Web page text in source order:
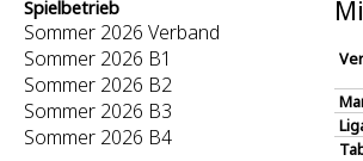
Spielbetrieb
Sommer 2026 Verband
Sommer 2026 B1
Sommer 2026 B2
Sommer 2026 B3
Sommer 2026 B4